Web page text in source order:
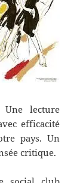
Une lecture
efficacité
pays. Un
critique.